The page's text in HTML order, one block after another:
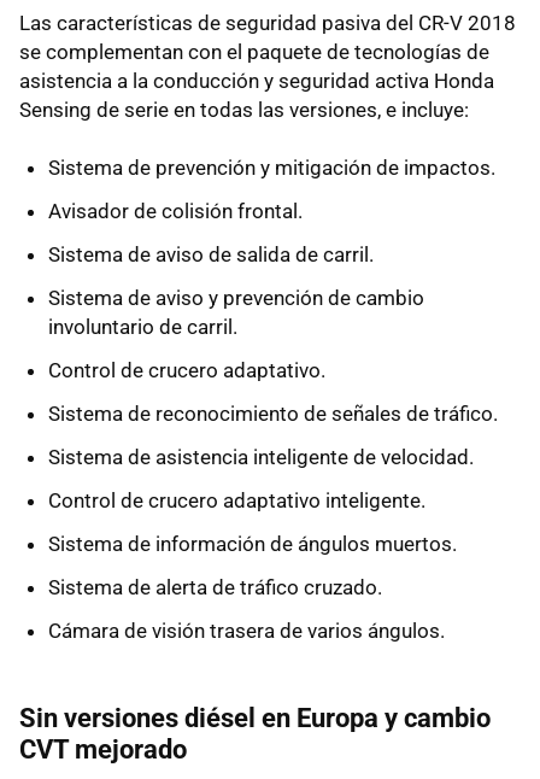
Las características de seguridad pasiva del CR-V 2018
se complementan con el paquete de tecnologías de
asistencia a la conducción y seguridad activa Honda
Sensing de serie en todas las versiones, e incluye:
Sistema de prevención y mitigación de impactos.
Avisador de colisión frontal.
Sistema de aviso de salida de carril.
Sistema de aviso y prevención de cambio
involuntario de carril.
Control de crucero adaptativo.
Sistema de reconocimiento de señales de tráfico.
Sistema de asistencia inteligente de velocidad.
Control de crucero adaptativo inteligente.
Sistema de información de ángulos muertos.
Sistema de alerta de tráfico cruzado.
Cámara de visión trasera de varios ángulos.
Sin versiones diésel en Europa y cambio
CVT mejorado